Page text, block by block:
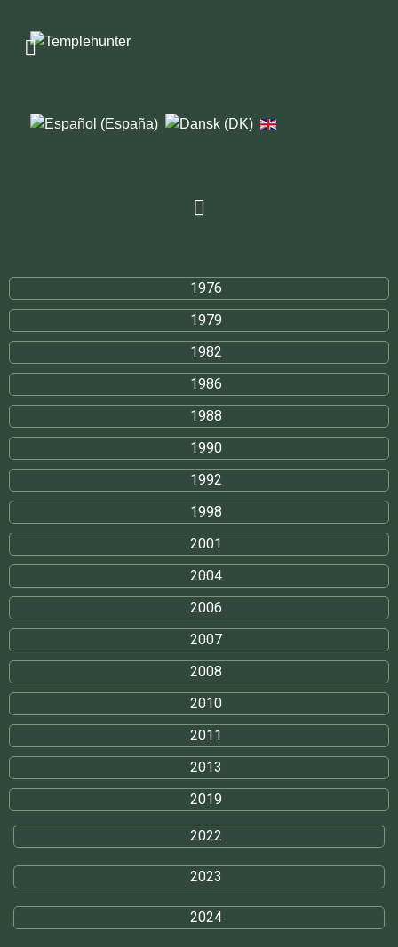
1976
1979
1982
1986
1988
1990
1992
1998
2001
2004
2006
2007
2008
2010
2011
2013
2019
2022
2023
2024